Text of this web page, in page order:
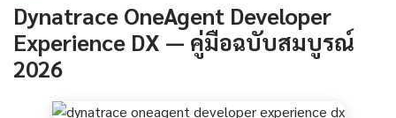
Dynatrace OneAgent Developer
Experience DX — คู่มือฉบับสมบูรณ์
2026